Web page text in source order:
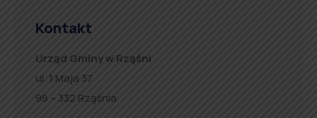
Kontakt
Urząd Gminy w Rząśni
ul. 1 Maja 37
98 – 332 Rząśnia